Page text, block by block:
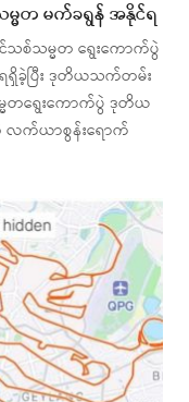
မတ မက်ခရွန် အနိုင်ရ
စ်သမ္မတ ရွေးကောက်ပွဲ
ရှိခဲ့ပြီး ဒုတိယသက်တမ်း
တရွေးကောက်ပွဲ ဒုတိယ
လက်ယာစွန်းရောက်